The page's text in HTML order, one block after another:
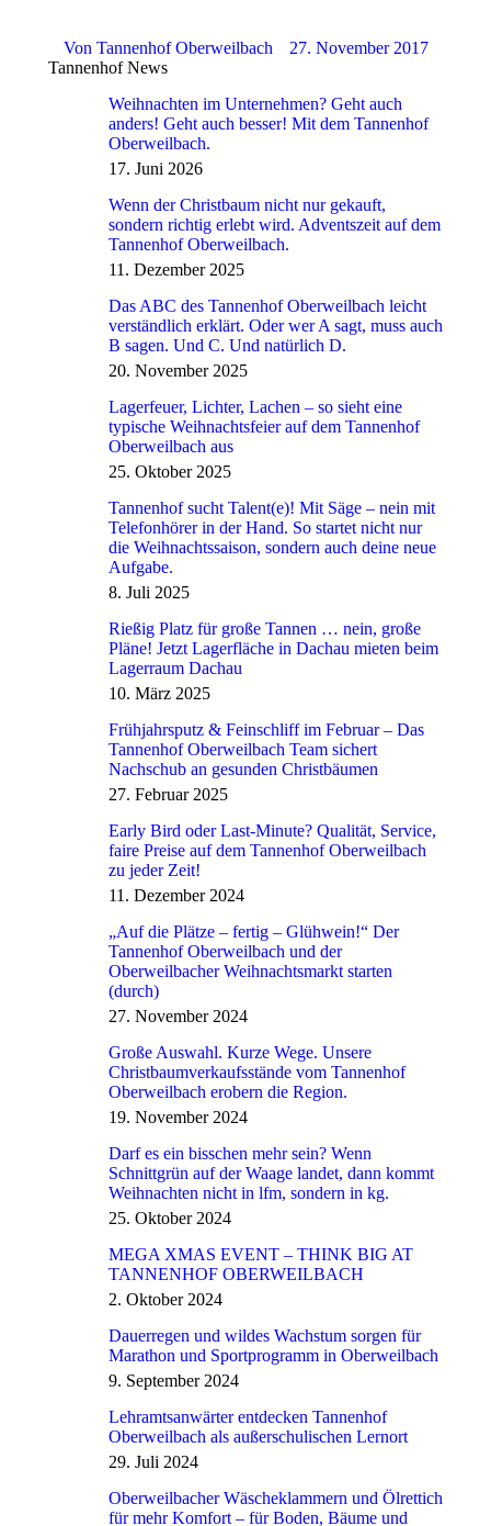
Von Tannenhof Oberweilbach
27. November 2017
Tannenhof News
Weihnachten im Unternehmen? Geht auch
anders! Geht auch besser! Mit dem Tannenhof
Oberweilbach.
17. Juni 2026
Wenn der Christbaum nicht nur gekauft,
sondern richtig erlebt wird. Adventszeit auf dem
Tannenhof Oberweilbach.
11. Dezember 2025
Das ABC des Tannenhof Oberweilbach leicht
verständlich erklärt. Oder wer A sagt, muss auch
B sagen. Und C. Und natürlich D.
20. November 2025
Lagerfeuer, Lichter, Lachen – so sieht eine
typische Weihnachtsfeier auf dem Tannenhof
Oberweilbach aus
25. Oktober 2025
Tannenhof sucht Talent(e)! Mit Säge – nein mit
Telefonhörer in der Hand. So startet nicht nur
die Weihnachtssaison, sondern auch deine neue
Aufgabe.
8. Juli 2025
Rießig Platz für große Tannen … nein, große
Pläne! Jetzt Lagerfläche in Dachau mieten beim
Lagerraum Dachau
10. März 2025
Frühjahrsputz & Feinschliff im Februar – Das
Tannenhof Oberweilbach Team sichert
Nachschub an gesunden Christbäumen
27. Februar 2025
Early Bird oder Last-Minute? Qualität, Service,
faire Preise auf dem Tannenhof Oberweilbach
zu jeder Zeit!
11. Dezember 2024
„Auf die Plätze – fertig – Glühwein!“ Der
Tannenhof Oberweilbach und der
Oberweilbacher Weihnachtsmarkt starten
(durch)
27. November 2024
Große Auswahl. Kurze Wege. Unsere
Christbaumverkaufsstände vom Tannenhof
Oberweilbach erobern die Region.
19. November 2024
Darf es ein bisschen mehr sein? Wenn
Schnittgrün auf der Waage landet, dann kommt
Weihnachten nicht in lfm, sondern in kg.
25. Oktober 2024
MEGA XMAS EVENT – THINK BIG AT
TANNENHOF OBERWEILBACH
2. Oktober 2024
Dauerregen und wildes Wachstum sorgen für
Marathon und Sportprogramm in Oberweilbach
9. September 2024
Lehramtsanwärter entdecken Tannenhof
Oberweilbach als außerschulischen Lernort
29. Juli 2024
Oberweilbacher Wäscheklammern und Ölrettich
für mehr Komfort – für Boden, Bäume und